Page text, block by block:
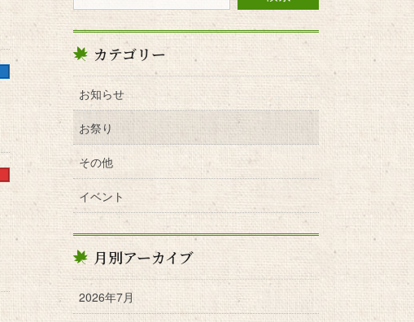
カテゴリー
お知らせ
お祭り
その他
イベント
月別アーカイブ
2026年7月